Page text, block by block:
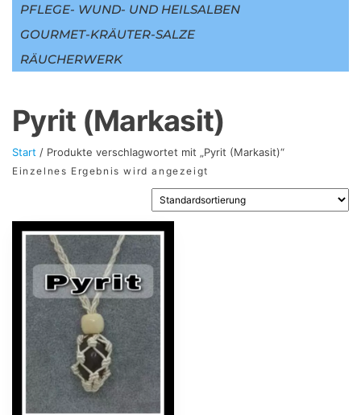
PFLEGE- WUND- UND HEILSALBEN
GOURMET-KRÄUTER-SALZE
RÄUCHERWERK
Pyrit (Markasit)
Start / Produkte verschlagwortet mit „Pyrit (Markasit)“
Einzelnes Ergebnis wird angezeigt